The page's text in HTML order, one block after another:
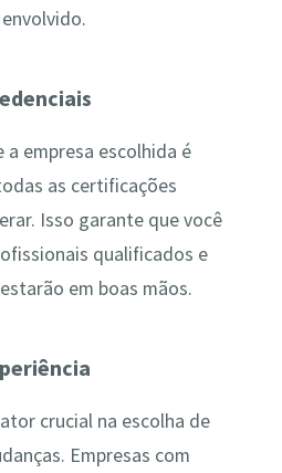
empresa escolhida é
as certificações
Isso garante que você
qualificados e
em boas mãos.
crucial na escolha de
Empresas com